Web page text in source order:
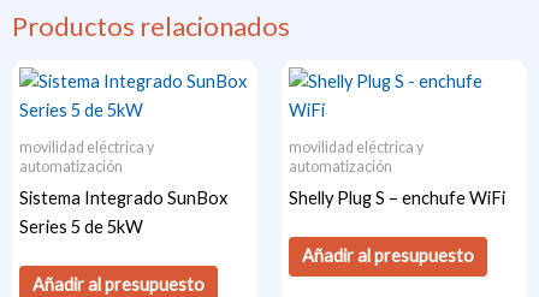
Productos relacionados
movilidad eléctrica y
automatización
Sistema Integrado SunBox
Series 5 de 5kW
Añadir al presupuesto
movilidad eléctrica y
automatización
Shelly Plug S – enchufe WiFi
Añadir al presupuesto